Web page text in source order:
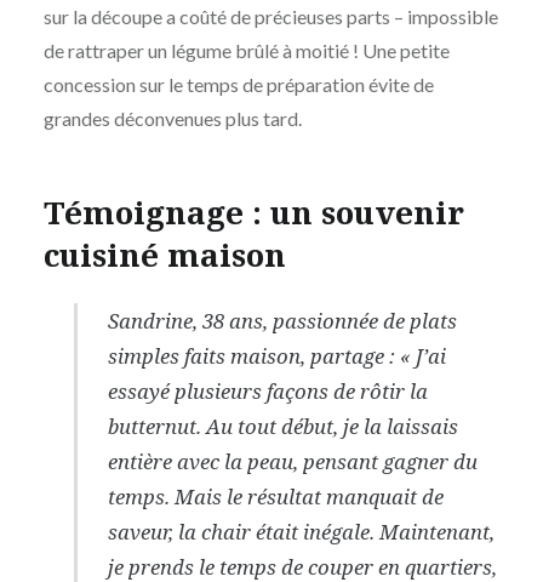
sur la découpe a coûté de précieuses parts – impossible
de rattraper un légume brûlé à moitié ! Une petite
concession sur le temps de préparation évite de
grandes déconvenues plus tard.
Témoignage : un souvenir
cuisiné maison
Sandrine, 38 ans, passionnée de plats
simples faits maison, partage : « J’ai
essayé plusieurs façons de rôtir la
butternut. Au tout début, je la laissais
entière avec la peau, pensant gagner du
temps. Mais le résultat manquait de
saveur, la chair était inégale. Maintenant,
je prends le temps de couper en quartiers,